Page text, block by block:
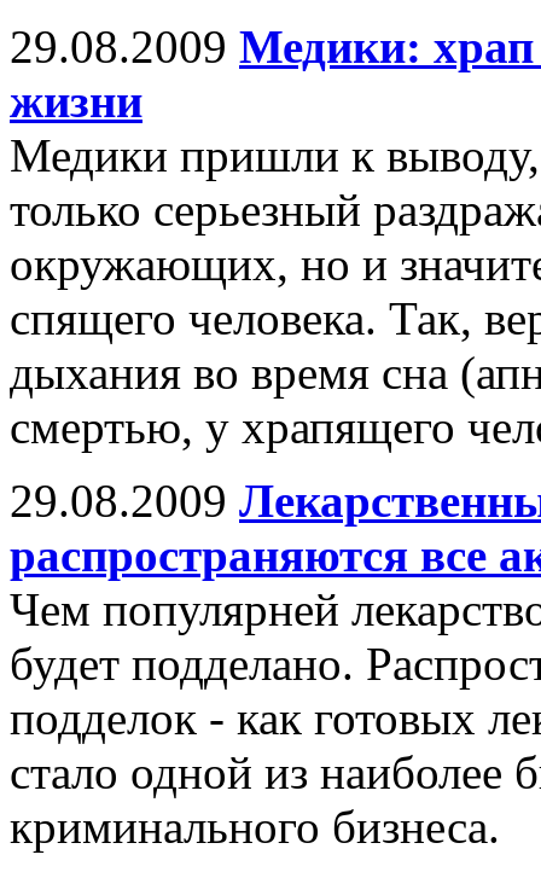
29.08.2009 Медики: храп
жизни
Медики пришли к выводу,
только серьезный
окружающих, но и
спящего человека. Так,
дыхания во время сна
смертью, у храпящего
29.08.2009
распространяются все
Чем популярней
будет подделано.
подделок - как готовых
стало одной из наиболее
криминального бизнеса.